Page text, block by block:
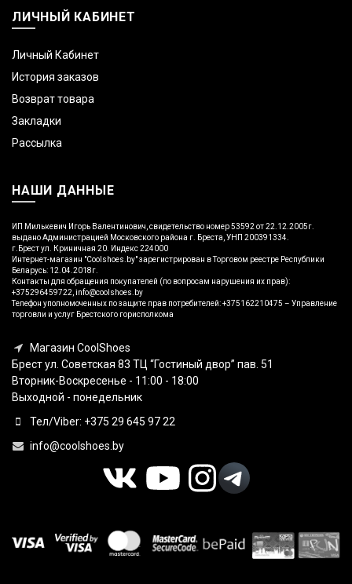
ЛИЧНЫЙ КАБИНЕТ
Личный Кабинет
История заказов
Возврат товара
Закладки
Рассылка
НАШИ ДАННЫЕ
ИП Милькевич Игорь Валентинович, свидетельство номер 53592 от 22.12.2005г.
выдано Администрацией Московского района г. Бреста, УНП 200391334.
г.Брест ул. Криничная 20. Индекс 224000
Интернет-магазин "Coolshoes.by" зарегистрирован в Торговом реестре Республики
Беларусь: 12.04.2018г.
Контакты для обращения покупателей (по вопросам нарушения их прав):
+375296459722, info@coolshoes.by
Телефон уполномоченных по защите прав потребителей: +375162210475 – Управление
торговли и услуг Брестского горисполкома
Магазин CoolShoes
Брест ул. Советская 83 ТЦ “Гостиный двор” пав. 51
Вторник-Воскресенье - 11:00 - 18:00
Выходной - понедельник
Тел/Viber: +375 29 645 97 22
info@coolshoes.by